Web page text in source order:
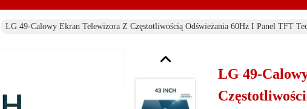
LG 49-Calowy Ekran Telewizora Z Częstotliwością Odświeżania 60Hz I Panel TFT
LG 49-